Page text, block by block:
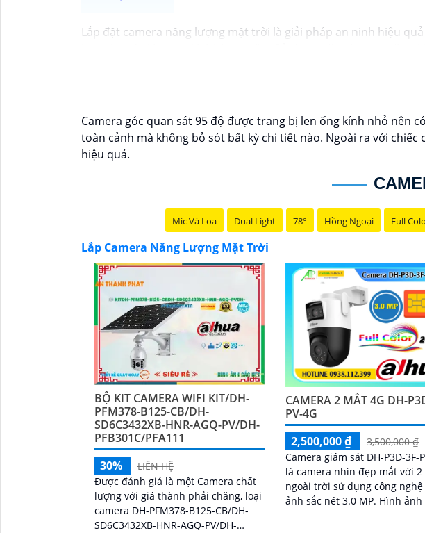
Lắp đặt camera năng lượng mặt trời là giải pháp an ninh hiệu
tính năng Thông Minh như ghi hình Full HD, quan sát ban đêm
Camera góc quan sát 95 độ được trang bị len ống kính nhỏ nên
toàn cảnh mà không bỏ sót bất kỳ chi tiết nào. Ngoài ra với
hiệu quả.
Mic Và Loa Dual Light 78° Hồng Ngoại Full
Lắp Camera Năng Lượng Mặt Trời
BỘ KIT CAMERA WIFI KIT/DH-
PFM378-B125-CB/DH-
SD6C3432XB-HNR-AGQ-PV/DH-
PFB301C/PFA111
30%
LIÊN HỆ
Được đánh giá là một Camera chất
lượng với giá thành phải chăng, loại
camera DH-PFM378-B125-CB/DH-
SD6C3432XB-HNR-AGQ-PV/DH-
CAMERA 2 MẮT 4G DH-
PV-4G
2,500,000 ₫
3,500,000 ₫
Camera giám sát DH-P3D-3F-
là camera nhìn đẹp mắt với 2
ngoài trời sử dụng công
ảnh sắc nét 3.0 MP. Hình ảnh chất